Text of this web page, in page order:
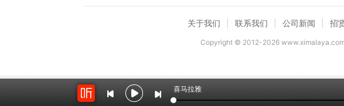
喜马拉雅
关于我们 联系我们 公司新闻 招
Copyright © 2012-2026